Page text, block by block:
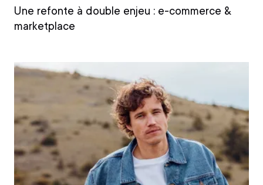
Une refonte à double enjeu : e-commerce &
marketplace